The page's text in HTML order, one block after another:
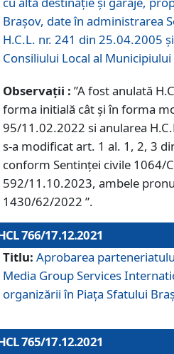
Braşov, date în administrarea
H.C.L. nr. 241 din 25.04.2005
Consiliului Local al Municipiului
Observații : ”A fost anulată
forma initială cât și în forma
95/11.02.2022 si anularea
s-a modificat art. 1 al. 1, 2, 3
conform Sentinței civile 1064/
592/11.10.2023, ambele
1430/62/2022 ”.
766/17.12.2021
Titlu: Aprobarea
Media Group Services
organizării în Piața Sfatului
765/17.12.2021